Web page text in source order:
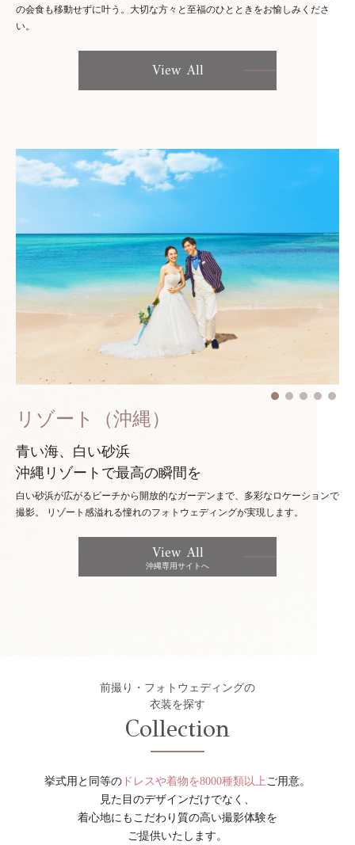
の会食も移動せずに叶う。大切な方々と至福のひとときをお愉しみくださ
い。
View All
リゾート（沖縄）
青い海、白い砂浜
沖縄リゾートで最高の瞬間を
白い砂浜が広がるビーチから開放的なガーデンまで、多彩なロケーションで
撮影。
リゾート感溢れる憧れのフォトウェディングが実現します。
View All
沖縄専用サイトへ
前撮り・フォトウェディングの
衣装を探す
Collection
挙式用と同等の ドレスや着物を8000種類以上 ご用意。
見た目のデザインだけでなく、
着心地にもこだわり質の高い撮影体験を
ご提供いたします。